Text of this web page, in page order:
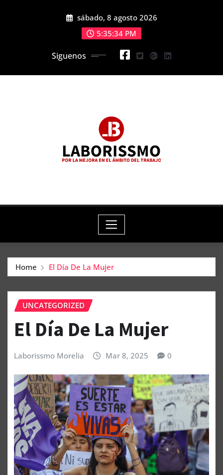
sábado, 8 agosto 2026
5:35:35 PM
Siguenos
Home El Día De La Mujer
UNCATEGORIZED
El Día De La Mujer
Laborissmo Morelia Mar 8, 2025 0